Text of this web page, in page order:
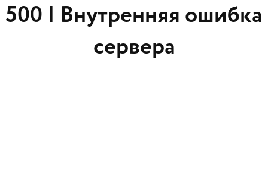
500 | Внутренняя ошибка
сервера